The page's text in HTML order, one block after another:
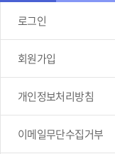
로그인
회원가입
개인정보처리방침
이메일무단수집거부